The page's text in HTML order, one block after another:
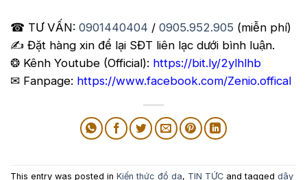
☎ TƯ VẤN: 0901440404 / 0905.952.905 (miễn phí)
✍️ Đặt hàng xin để lại SĐT liên lạc dưới bình luận.
❂ Kênh Youtube (Official): https://bit.ly/2ylhlhb
✉ Fanpage: https://www.facebook.com/Zenio.offical
This entry was posted in Kiến thức đồ da, TIN TỨC and tagged dây